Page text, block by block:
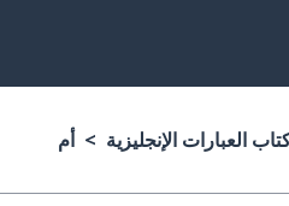
العبارات الإنجليزية أم